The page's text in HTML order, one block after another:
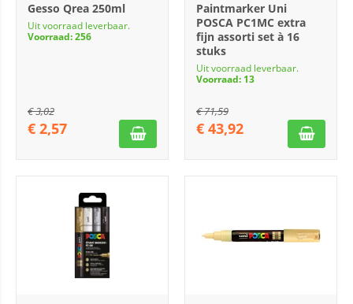
Gesso Qrea 250ml
Uit voorraad leverbaar.
Voorraad: 256
€3,02
€ 2,57
Paintmarker Uni
POSCA PC1MC extra
fijn assorti set à 16
stuks
Uit voorraad leverbaar.
Voorraad: 13
€71,59
€ 43,92